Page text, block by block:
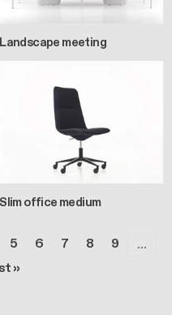
Landscape meeting
Slim office medium
Pagina
5 Pagina
6 Pagina
7 Pagina
8 Pagina
9 …
pagina
»